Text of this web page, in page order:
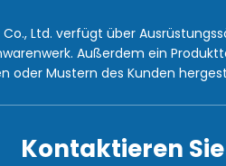
Ltd. verfügt über
Außerdem ein
oder Mustern des Kunden
Kontaktieren